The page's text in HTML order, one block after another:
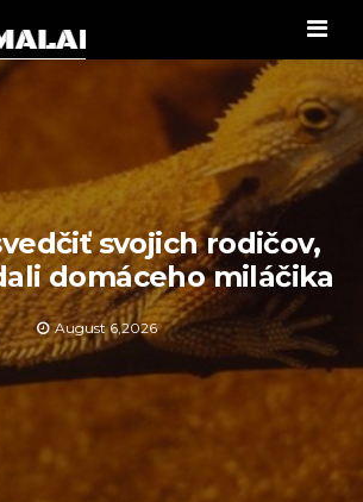
svojich rodičov,
domáceho miláčika
August 6,2026